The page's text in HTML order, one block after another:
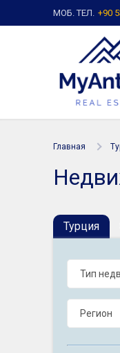
МОБ. ТЕЛ. +90
Главная
Турция
Тип
Регион